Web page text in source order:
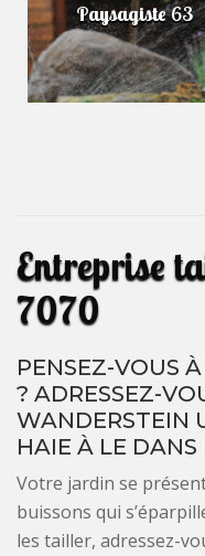
Paysagiste 63
Entreprise
7070
PENSEZ-VOUS
? ADRESSEZ-
WANDERSTEIN
HAIE À LE DANS
Votre jardin se
buissons qui
les tailler, adressez-